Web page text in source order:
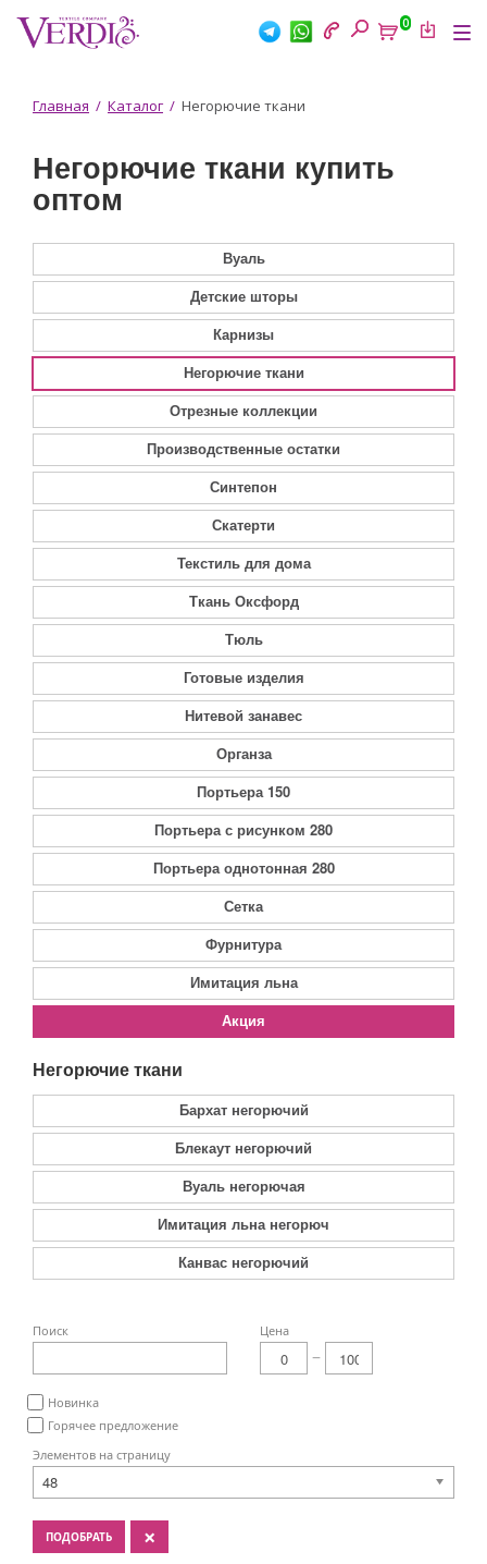
основному
0
Вы
Главная / Каталог / Негорючие ткани
Негорючие ткани купить
оптом
Вуаль
Детские шторы
Карнизы
Негорючие ткани
Отрезные коллекции
Производственные остатки
Синтепон
Скатерти
Текстиль для дома
Ткань Оксфорд
Тюль
Готовые изделия
Нитевой занавес
Органза
Портьера 150
Портьера с рисунком 280
Портьера однотонная 280
Сетка
Фурнитура
Имитация льна
Акция
Негорючие ткани
Бархат негорючий
Блекаут негорючий
Вуаль негорючая
Имитация льна негорюч
Канвас негорючий
Поиск Цена
Новинка
Горячее предложение
Элементов на страницу
48
ПОДОБРАТЬ ×